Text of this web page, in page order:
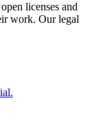
licenses and
work. Our legal